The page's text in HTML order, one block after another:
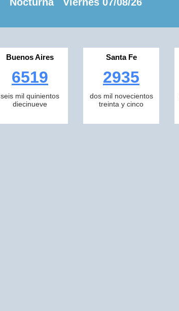
Buenos Aires
6519
seis mil quinientos
diecinueve
Santa Fe
2935
dos mil novecientos
treinta y cinco